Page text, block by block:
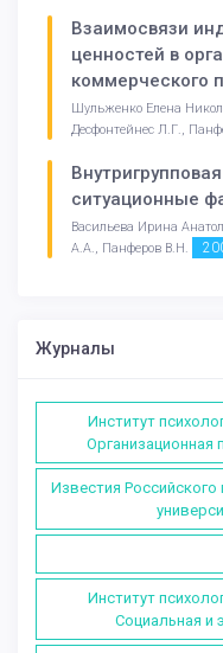
Взаимосвязи
ценностей в
коммерческого
Шульженко Елена
Десфонтейнес Л.Г.,
ситуационные
Васильева Ирина
А.А., Панферов В.Н.
Журналы
Институт
Организационная
Известия Российского
Институт
Социальная и